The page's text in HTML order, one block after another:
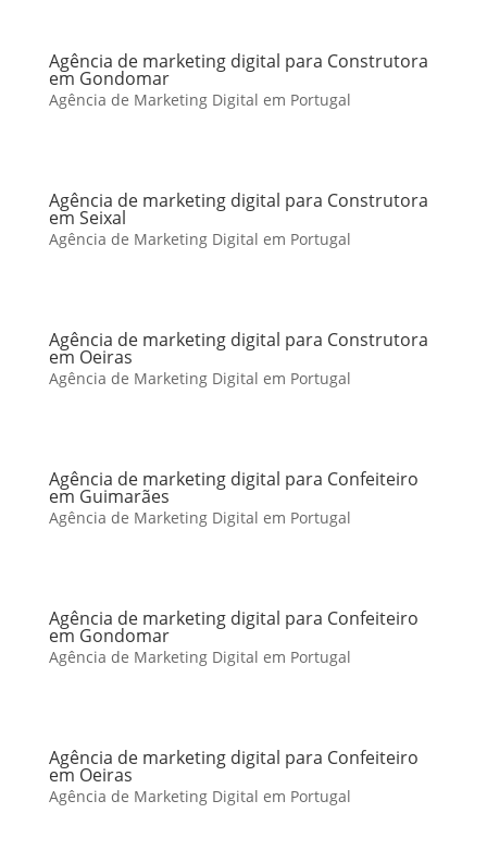
Agência de marketing digital para Construtora
em Gondomar
Agência de Marketing Digital em Portugal
Agência de marketing digital para Construtora
em Seixal
Agência de Marketing Digital em Portugal
Agência de marketing digital para Construtora
em Oeiras
Agência de Marketing Digital em Portugal
Agência de marketing digital para Confeiteiro
em Guimarães
Agência de Marketing Digital em Portugal
Agência de marketing digital para Confeiteiro
em Gondomar
Agência de Marketing Digital em Portugal
Agência de marketing digital para Confeiteiro
em Oeiras
Agência de Marketing Digital em Portugal